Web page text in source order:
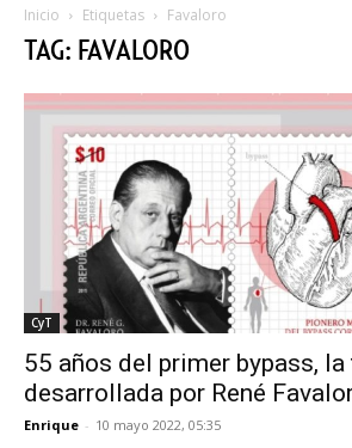
Inicio Etiquetas Favaloro
TAG: FAVALORO
CyT
55 años del primer bypass,
desarrollada por René
Enrique - 10 mayo 2022, 05:35